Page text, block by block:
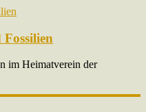
im Heimatverein der